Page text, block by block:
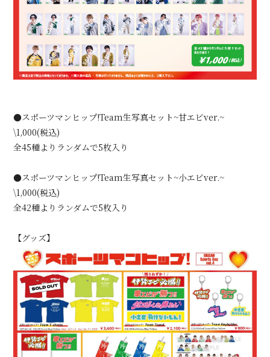
●スポーツマンヒップ!Team生写真セット~甘エビver.~
\1,000(税込)
全45種よりランダムで5枚入り
●スポーツマンヒップ!Team生写真セット~小エビver.~
\1,000(税込)
全42種よりランダムで5枚入り
【グッズ】